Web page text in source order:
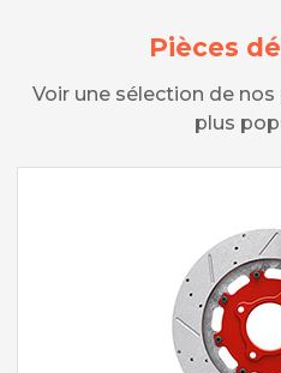
Pièces
Voir une sélection de
plus